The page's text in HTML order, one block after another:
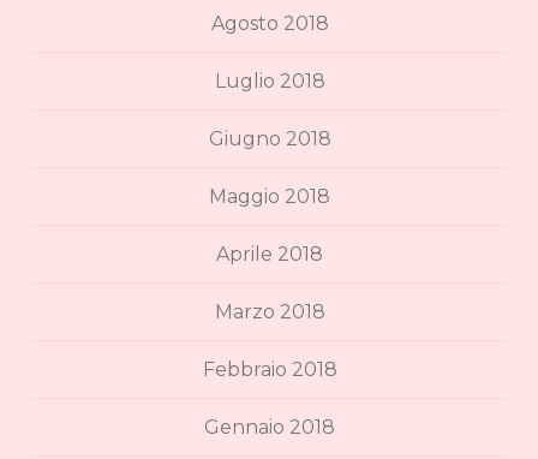
Agosto 2018
Luglio 2018
Giugno 2018
Maggio 2018
Aprile 2018
Marzo 2018
Febbraio 2018
Gennaio 2018